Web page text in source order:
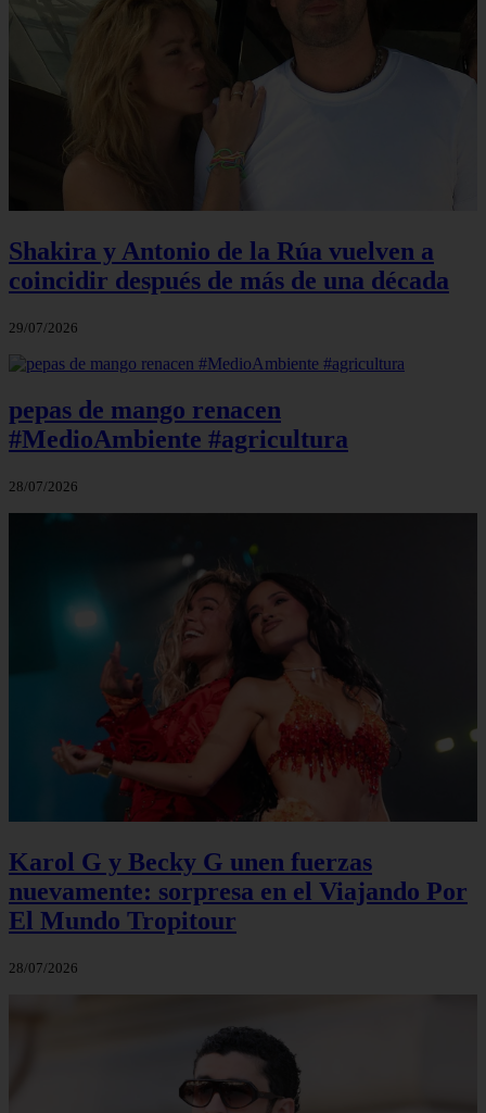
Shakira y Antonio de la Rúa vuelven a
coincidir después de más de una década
29/07/2026
pepas de mango renacen
#MedioAmbiente #agricultura
28/07/2026
Karol G y Becky G unen fuerzas
nuevamente: sorpresa en el Viajando Por
El Mundo Tropitour
28/07/2026